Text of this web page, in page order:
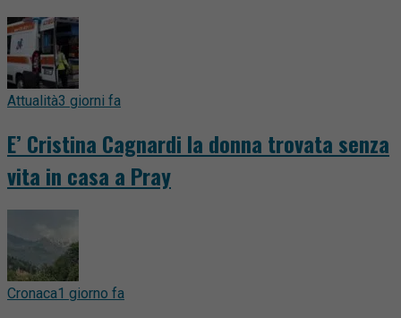
Attualità3 giorni fa
E’ Cristina Cagnardi la donna trovata senza
vita in casa a Pray
Cronaca1 giorno fa